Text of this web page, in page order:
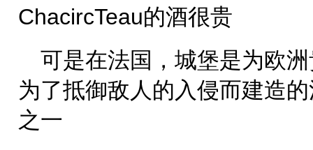
ChacircTeau的酒很贵
可是在法国，城堡是为欧
为了抵御敌人的入侵而建造
之一